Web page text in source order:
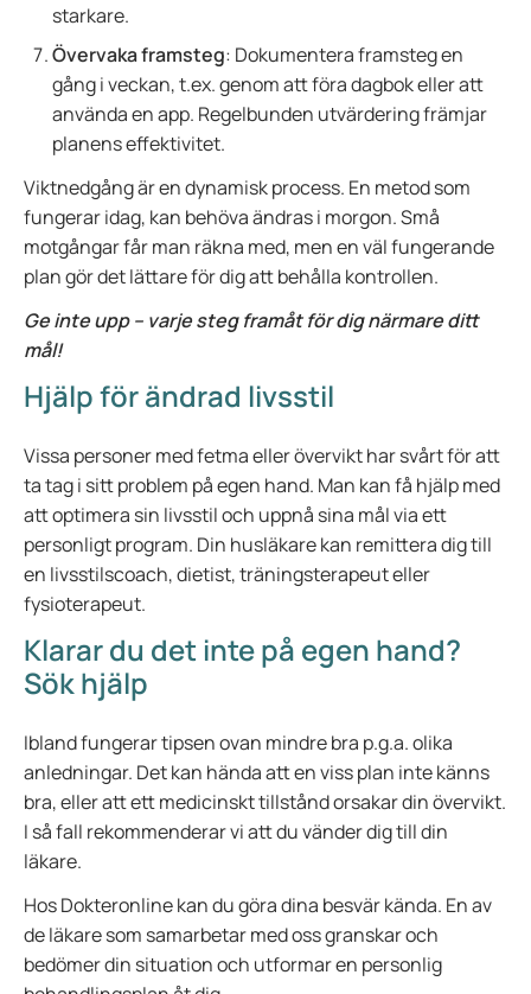
starkare.
Övervaka framsteg: Dokumentera framsteg en
gång i veckan, t.ex. genom att föra dagbok eller att
använda en app. Regelbunden utvärdering främjar
planens effektivitet.
Viktnedgång är en dynamisk process. En metod som
fungerar idag, kan behöva ändras i morgon. Små
motgångar får man räkna med, men en väl fungerande
plan gör det lättare för dig att behålla kontrollen.
Ge inte upp – varje steg framåt för dig närmare ditt
mål!
Hjälp för ändrad livsstil
Vissa personer med fetma eller övervikt har svårt för att
ta tag i sitt problem på egen hand. Man kan få hjälp med
att optimera sin livsstil och uppnå sina mål via ett
personligt program. Din husläkare kan remittera dig till
en livsstilscoach, dietist, träningsterapeut eller
fysioterapeut.
Klarar du det inte på egen hand?
Sök hjälp
Ibland fungerar tipsen ovan mindre bra p.g.a. olika
anledningar. Det kan hända att en viss plan inte känns
bra, eller att ett medicinskt tillstånd orsakar din övervikt.
I så fall rekommenderar vi att du vänder dig till din
läkare.
Hos Dokteronline kan du göra dina besvär kända. En av
de läkare som samarbetar med oss granskar och
bedömer din situation och utformar en personlig